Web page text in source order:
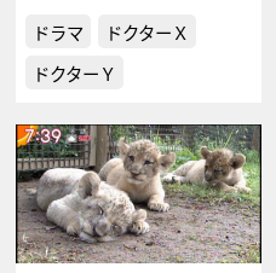
ドラマ
ドクターＸ
ドクターＹ